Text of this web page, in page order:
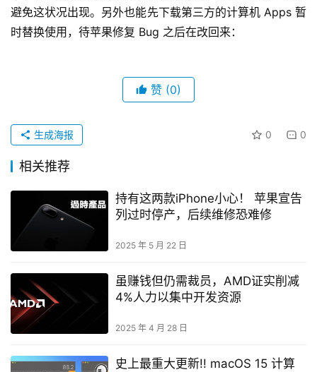
避免这状况出现。另外也能先下载第三方的计算机 Apps 暂
时替换使用，待苹果修复 Bug 之后在改回来：
赞 (0)
0 0
生成海报
相关推荐
持有这两款iPhone小心！ 苹果宣告
列过时停产，后续维修恐难修
2025 年 5 月 22 日
虽赚钱但仍需裁员，AMD证实削减
4%人力以集中开发资源
2025 年 4 月 28 日
史上最重大更新!! macOS 15 计算